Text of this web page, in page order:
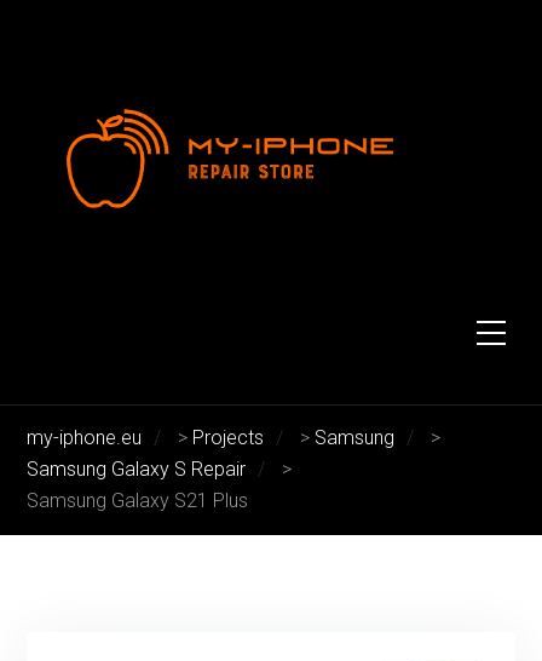
my-iphone.eu > Projects > Samsung
>
Samsung Galaxy S Repair
>
Samsung Galaxy S21 Plus